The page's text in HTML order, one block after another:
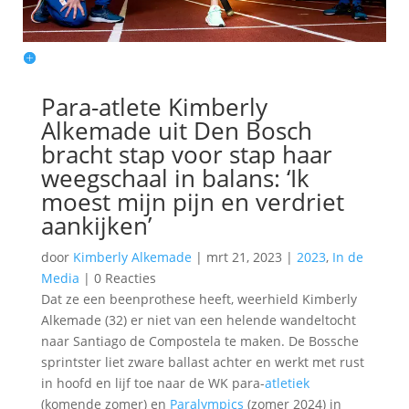
Para-atlete Kimberly
Alkemade uit Den Bosch
bracht stap voor stap haar
weegschaal in balans: ‘Ik
moest mijn pijn en verdriet
aankijken’
door Kimberly Alkemade | mrt 21, 2023 | 2023, In de
Media | 0 Reacties
Dat ze een beenprothese heeft, weerhield Kimberly
Alkemade (32) er niet van een helende wandeltocht
naar Santiago de Compostela te maken. De Bossche
sprintster liet zware ballast achter en werkt met rust
in hoofd en lijf toe naar de WK para-atletiek
(komende zomer) en Paralympics (zomer 2024) in